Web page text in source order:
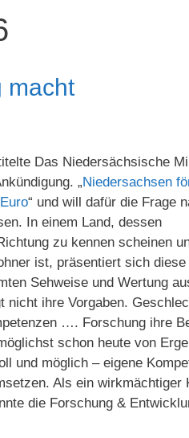
macht
Das Niedersächsische
„Niedersachsen
“ und will dafür die Frage
In einem Land, dessen
zu kennen scheinen
ist, präsentiert sich
Sehweise und Wertung
nicht ihre Vorgaben.
…. Forschung ihre
schon heute von
und möglich – eigene
Als ein wirkmächtiger
die Forschung &